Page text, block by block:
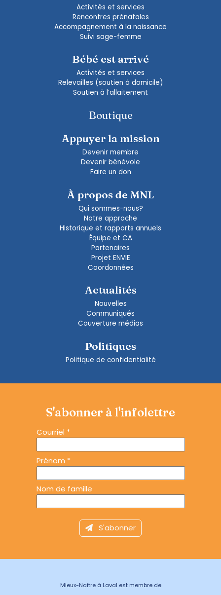
Activités et services
Rencontres prénatales
Accompagnement à la naissance
Suivi sage-femme
Bébé est arrivé
Activités et services
Relevailles (soutien à domicile)
Soutien à l’allaitement
Boutique
Appuyer la mission
Devenir membre
Devenir bénévole
Faire un don
À propos de MNL
Qui sommes-nous?
Notre approche
Historique et rapports annuels
Équipe et CA
Partenaires
Projet ENVIE
Coordonnées
Actualités
Nouvelles
Communiqués
Couverture médias
Politiques
Politique de confidentialité
S'abonner à l'infolettre
Courriel *
Prénom *
Nom de famille
Mieux-Naître à Laval est membre de